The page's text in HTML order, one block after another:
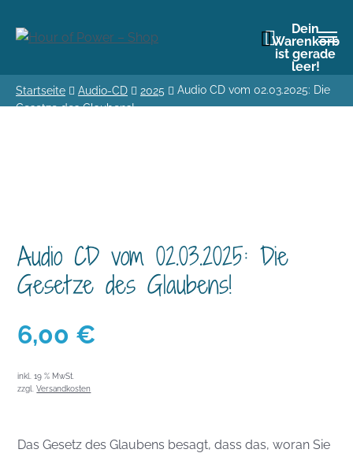
Dein
Warenkorb
ist gerade
leer!
Startseite Audio-CD 2025
Audio CD vom 02.03.2025: Die
Gesetze des Glaubens!
Audio CD vom 02.03.2025: Die
Gesetze des Glaubens!
6,00 €
inkl. 19 % MwSt.
zzgl.Versandkosten
Das Gesetz des Glaubens besagt, dass das, woran Sie